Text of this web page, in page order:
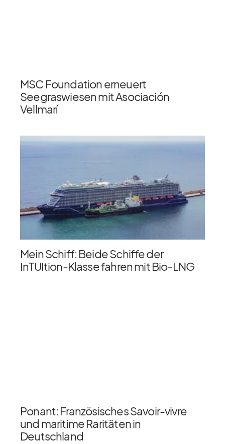
MSC Foundation erneuert
Seegraswiesen mit Asociación
Vellmarí
Mein Schiff: Beide Schiffe der
InTUItion-Klasse fahren mit Bio-LNG
Ponant: Französisches Savoir-vivre
und maritime Raritäten in
Deutschland